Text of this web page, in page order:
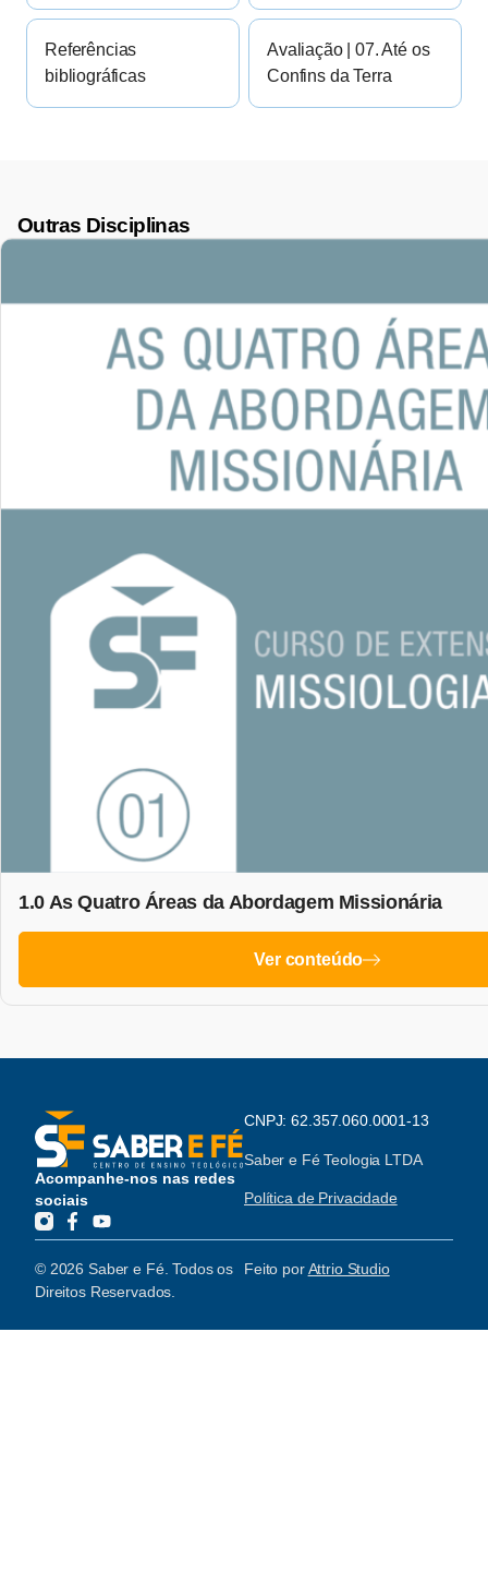
Referências
bibliográficas
Avaliação | 07. Até os
Confins da Terra
Outras Disciplinas
1.0 As Quatro Áreas da Abordagem Missionária
Ver conteúdo
Acompanhe-nos nas redes
sociais
CNPJ: 62.357.060.0001-13
Saber e Fé Teologia LTDA
Política de Privacidade
© 2026 Saber e Fé. Todos os
Direitos Reservados.
Feito porAttrio Studio